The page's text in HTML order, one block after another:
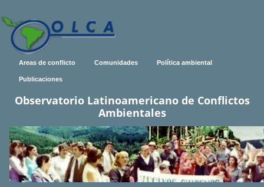
Areas de conflicto Comunidades Política ambiental
Publicaciones
Observatorio Latinoamericano de Conflictos
Ambientales